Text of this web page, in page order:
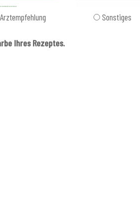
Arztempfehlung Sonstiges
Ihres Rezeptes.